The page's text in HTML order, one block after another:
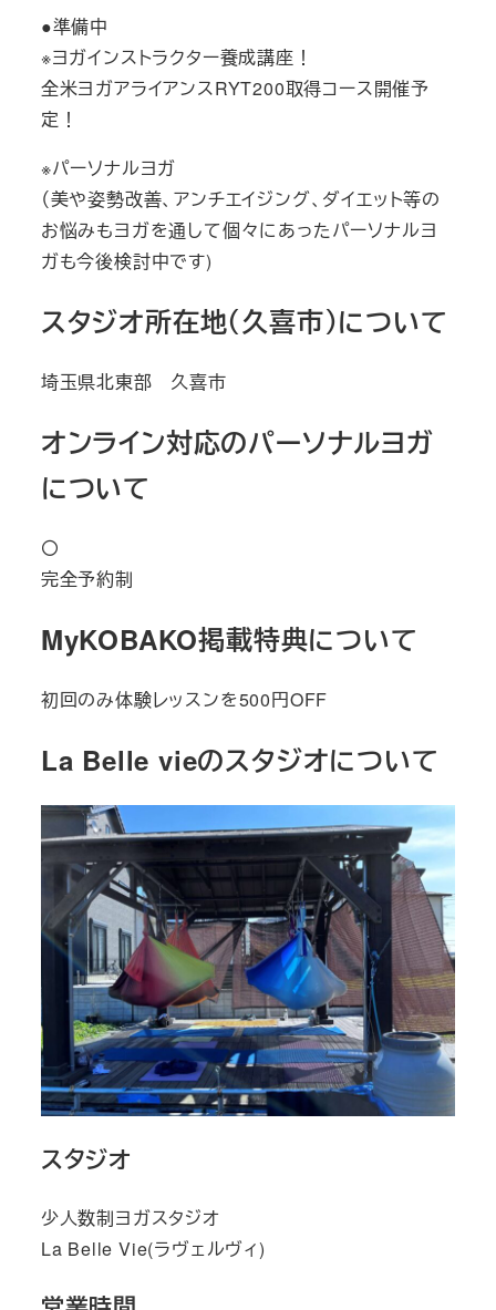
●準備中
※ヨガインストラクター養成講座！
全米ヨガアライアンスRYT200取得コース開催予
定！
※パーソナルヨガ
（美や姿勢改善、アンチエイジング、ダイエット等の
お悩みもヨガを通して個々にあったパーソナルヨ
ガも今後検討中です)
スタジオ所在地（久喜市）について
埼玉県北東部 久喜市
オンライン対応のパーソナルヨガ
について
〇
完全予約制
MyKOBAKO掲載特典について
初回のみ体験レッスンを500円OFF
La Belle vieのスタジオについて
スタジオ
少人数制ヨガスタジオ
La Belle Vie(ラヴェルヴィ)